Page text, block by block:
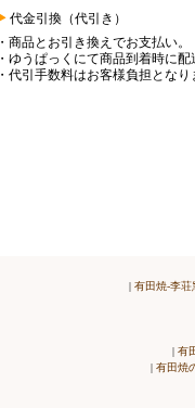
代金引換（代引き）
・商品とお引き換えでお支払い。
・ゆうぱっくにて商品到着時に
・代引手数料はお客様負担となり
| 有田焼-李荘
| 有
| 有田焼